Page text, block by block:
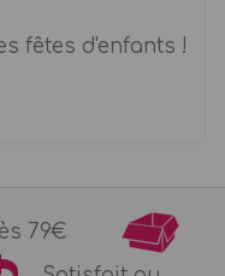
fêtes d'enfants !
dès 79€